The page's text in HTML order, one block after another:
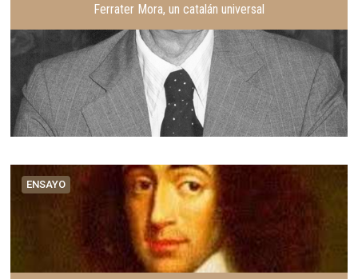
Ferrater Mora, un catalán universal
ENSAYO